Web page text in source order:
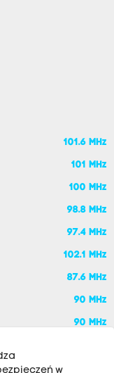
101.6 MHz
101 MHz
100 MHz
98.8 MHz
97.4 MHz
102.1 MHz
87.6 MHz
90 MHz
90 MHz
w